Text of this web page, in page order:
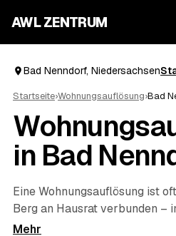
AWL ZENTRUM
Bad Nenndorf, Niedersachsen
Startseite›Wohnungsauflösung›Bad
in Bad
Eine Wohnungsauflösung ist
Berg an Hausrat verbunden –
Ihnen AWL die Anbietersuche